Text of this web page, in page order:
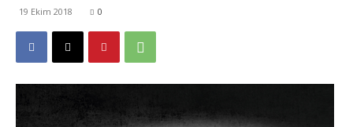
19 Ekim 2018 0